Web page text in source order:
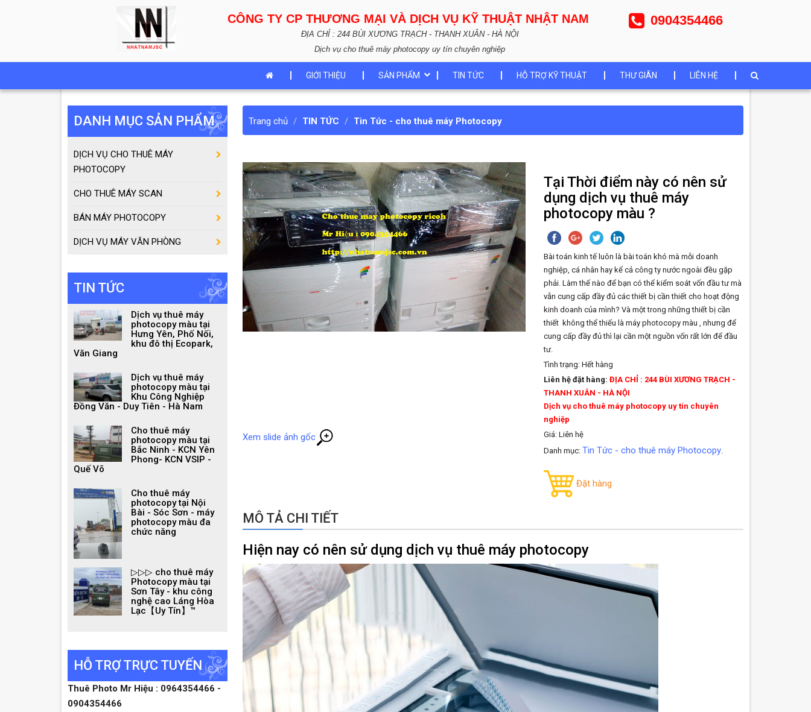
CÔNG TY CP THƯƠNG MẠI VÀ DỊCH VỤ KỸ THUẬT NHẬT NAM
ĐỊA CHỈ : 244 BÙI XƯƠNG TRẠCH - THANH XUÂN - HÀ NỘI
Dịch vụ cho thuê máy photocopy uy tín chuyên nghiệp
0904354466
GIỚI THIỆU SẢN PHẨM TIN TỨC HỖ TRỢ KỸ THUẬT THƯ GIÃN LIÊN HỆ
Trang chủ TIN TỨC Tin Tức - cho thuê máy Photocopy
Xem slide ảnh gốc
Tại Thời điểm này có nên sử
dụng dịch vụ thuê máy
photocopy màu ?
Bài toán kinh tế luôn là bài toán khó mà mỗi doanh
nghiệp, cá nhân hay kể cả công ty nước ngoài đều gặp
phải. Làm thế nào để bạn có thể kiểm soát vốn đầu tư mà
vẫn cung cấp đầy đủ các thiết bị cần thiết cho hoạt động
kinh doanh của mình? Và một trong những thiết bị cần
thiết không thể thiếu là máy photocopy màu , nhưng để
cung cấp đầy đủ thì lại cần một nguồn vốn rất lớn để đầu
tư.
Tình trạng: Hết hàng
Liên hệ đặt hàng:ĐỊA CHỈ : 244 BÙI XƯƠNG TRẠCH -
THANH XUÂN - HÀ NỘI
Dịch vụ cho thuê máy photocopy uy tín chuyên
nghiệp
Giá: Liên hệ
Danh mục: Tin Tức - cho thuê máy Photocopy.
Đặt hàng
MÔ TẢ CHI TIẾT
Hiện nay có nên sử dụng dịch vụ thuê máy photocopy
DANH MỤC SẢN PHẨM
DỊCH VỤ CHO THUÊ MÁY
PHOTOCOPY
CHO THUÊ MÁY SCAN
BÁN MÁY PHOTOCOPY
DỊCH VỤ MÁY VĂN PHÒNG
TIN TỨC
Dịch vụ thuê máy
photocopy màu tại
Hưng Yên, Phố Nối,
khu đô thị Ecopark,
Văn Giang
Dịch vụ thuê máy
photocopy màu tại
Khu Công Nghiệp
Đồng Văn - Duy Tiên - Hà Nam
Cho thuê máy
photocopy màu tại
Bắc Ninh - KCN Yên
Phong- KCN VSIP -
Quế Võ
Cho thuê máy
photocopy tại Nội
Bài - Sóc Sơn - máy
photocopy màu đa
chức năng
▷▷▷ cho thuê máy
Photocopy màu tại
Sơn Tây - khu công
nghệ cao Láng Hòa
Lạc【Uy Tín】™
HỖ TRỢ TRỰC TUYẾN
Thuê Photo Mr Hiệu : 0964354466 -
0904354466